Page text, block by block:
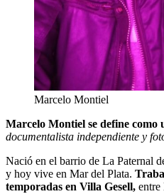
Marcelo Montiel
Marcelo Montiel se define como
documentalista independiente y
Nació en el barrio de La Paternal
y hoy vive en Mar del Plata.
temporadas en Villa Gesell, entre